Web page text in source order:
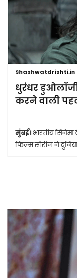
Shashwatdrishti.in
धुरंधर डुओलॉजी
करने वाली
मुंबई। भारतीय
फिल्म सीरीज ने